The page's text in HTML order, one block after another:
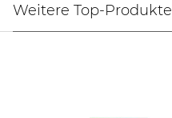
Weitere Top-Produkte